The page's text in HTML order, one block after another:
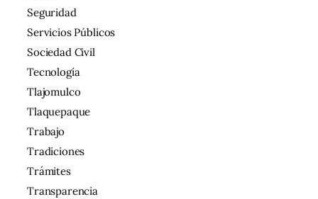
Seguridad
Servicios Públicos
Sociedad Civil
Tecnología
Tlajomulco
Tlaquepaque
Trabajo
Tradiciones
Trámites
Transparencia